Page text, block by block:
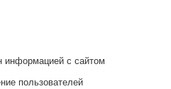
информацией с сайтом
пользователей